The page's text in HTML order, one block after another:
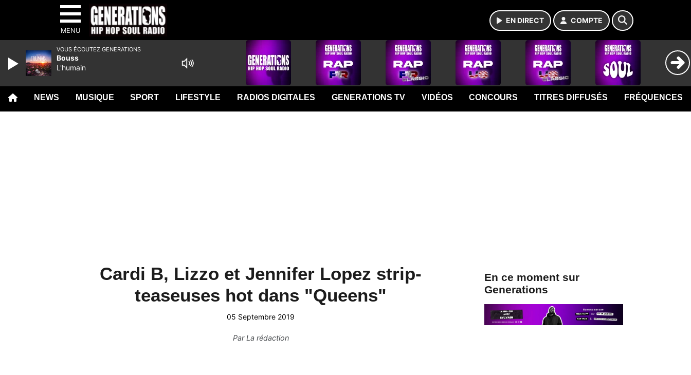
MENU
EN DIRECT COMPTE
NEWS MUSIQUE SPORT LIFESTYLE RADIOS DIGITALES GENERATIONS TV VIDÉOS CONCOURS TITRES DIFFUSÉS FRÉQUENCES
Cardi B, Lizzo et Jennifer Lopez strip-
teaseuses hot dans "Queens"
05 Septembre 2019
ParLa rédaction
En ce moment sur
Generations
VOUS ÉCOUTEZ GENERATIONS
Bouss
L'humain